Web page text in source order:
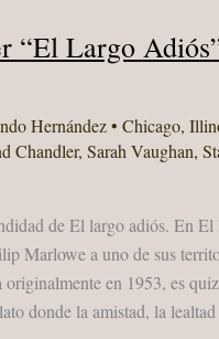
“El Largo
Hernández• Chicago,
Chandler, Sarah Vaughan,
de El largo adiós. En El
Marlowe a uno de sus
en 1953, es
donde la amistad, la